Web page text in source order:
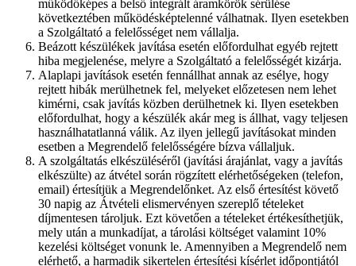
működőképes a belső integrált áramkörök sérülése
következtében működésképtelenné válhatnak. Ilyen esetekben
a Szolgáltató a felelősséget nem vállalja.
Beázott készülékek javítása esetén előfordulhat egyéb rejtett
hiba megjelenése, melyre a Szolgáltató a felelősségét kizárja.
Alaplapi javítások esetén fennállhat annak az esélye, hogy
rejtett hibák merülhetnek fel, melyeket előzetesen nem lehet
kimérni, csak javítás közben derülhetnek ki. Ilyen esetekben
előfordulhat, hogy a készülék akár meg is állhat, vagy teljesen
használhatatlanná válik. Az ilyen jellegű javításokat minden
esetben a Megrendelő felelősségére bízva vállaljuk.
A szolgáltatás elkészüléséről (javítási árajánlat, vagy a javítás
elkészülte) az átvétel során rögzített elérhetőségeken (telefon,
email) értesítjük a Megrendelőnket. Az első értesítést követő
30 napig az Átvételi elismervényen szereplő tételeket
díjmentesen tároljuk. Ezt követően a tételeket értékesíthetjük,
mely után a munkadíjat, a tárolási költséget valamint 10%
kezelési költséget vonunk le. Amennyiben a Megrendelő nem
elérhető, a harmadik sikertelen értesítési kísérlet időpontjától